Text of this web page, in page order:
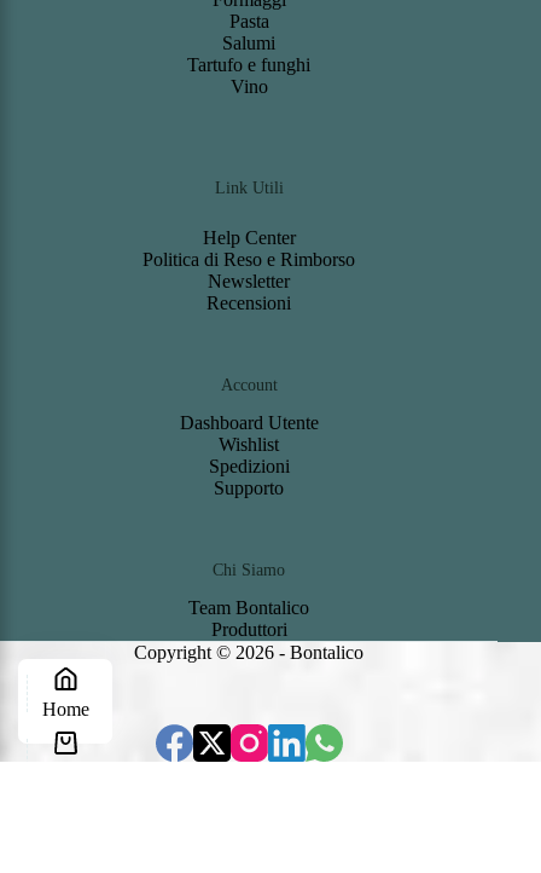
Pasta
Salumi
Tartufo e funghi
Vino
Link Utili
Help Center
Politica di Reso e Rimborso
Newsletter
Recensioni
Account
Dashboard Utente
Wishlist
Spedizioni
Supporto
Chi Siamo
Team Bontalico
Produttori
Copyright © 2026 - Bontalico
Home